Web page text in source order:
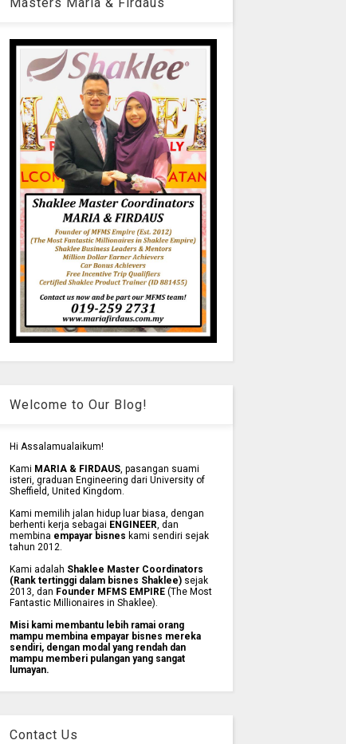
Welcome to Our Blog!
Hi Assalamualaikum!
Kami MARIA & FIRDAUS, pasangan suami
isteri, graduan Engineering dari University of
Sheffield, United Kingdom.
Kami memilih jalan hidup luar biasa, dengan
berhenti kerja sebagai ENGINEER, dan
membina empayar bisnes kami sendiri sejak
tahun 2012.
Kami adalah Shaklee Master Coordinators
(Rank tertinggi dalam bisnes Shaklee)sejak
2013, dan Founder MFMS EMPIRE(The Most
Fantastic Millionaires in Shaklee).
Misi kami membantu lebih ramai orang
mampu membina empayar bisnes mereka
sendiri, dengan modal yang rendah dan
mampu memberi pulangan yang sangat
lumayan.
Contact Us